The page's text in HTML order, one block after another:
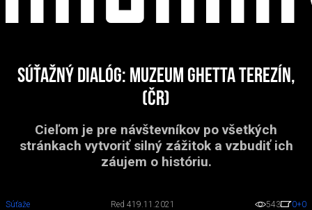
Súťažný dialóg: Muzeum ghetta Terezín,
(ČR)
Cieľom je pre návštevníkov po všetkých
stránkach vytvoriť silný zážitok a vzbudiť ich
záujem o históriu.
Súťaže Red 419.11.2021 543 0+0